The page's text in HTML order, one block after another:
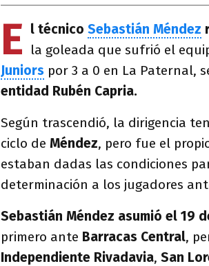
E l técnico Sebastián Méndez
la goleada que sufrió el
Juniors por 3 a 0 en La Paternal,
entidad Rubén Capria.
Según trascendió, la dirigencia
ciclo de Méndez, pero fue el
estaban dadas las condiciones
determinación a los jugadores
Sebastián Méndez asumió el 19
primero ante Barracas Central,
Independiente Rivadavia, San